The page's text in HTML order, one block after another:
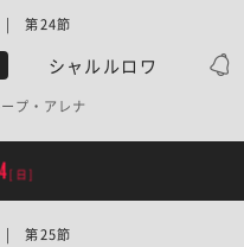
シャルルロワ
| 第24節
プ・アレナ
[日]
| 第25節